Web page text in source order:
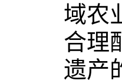
域农
合理
遗产